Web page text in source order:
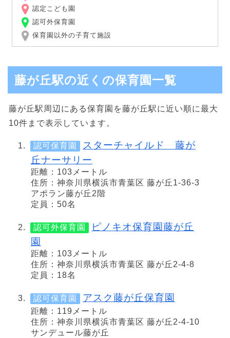
認定こども園
認可外保育園
保育園以外の子育て施設
藤が丘駅の近くの保育園一覧
藤が丘駅周辺にある保育園を藤が丘駅に近い順に最大
10件まで表示しています。
認可保育園
スターチャイルド 藤が
丘ナーサリー
距離：103メートル
住所：神奈川県横浜市青葉区 藤が丘1-36-3
アポラン藤が丘2階
定員：50名
認可外保育園
ピノキオ保育園藤が丘
園
距離：103メートル
住所：神奈川県横浜市青葉区 藤が丘2-4-8
定員：18名
認可保育園 アスク藤が丘保育園
距離：119メートル
住所：神奈川県横浜市青葉区 藤が丘2-4-10
サンデュール藤が丘